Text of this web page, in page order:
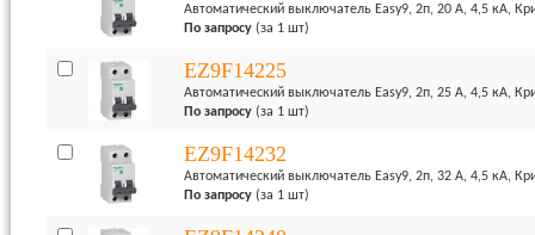
Автоматический выключатель Easy9, 2п, 20 А, 4,5 кА,
По запросу (за 1 шт)
EZ9F14225
Автоматический выключатель Easy9, 2п, 25 А, 4,5 кА,
По запросу (за 1 шт)
EZ9F14232
Автоматический выключатель Easy9, 2п, 32 А, 4,5 кА,
По запросу (за 1 шт)